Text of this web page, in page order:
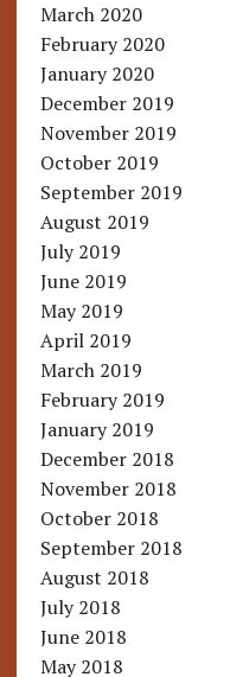
March 2020
February 2020
January 2020
December 2019
November 2019
October 2019
September 2019
August 2019
July 2019
June 2019
May 2019
April 2019
March 2019
February 2019
January 2019
December 2018
November 2018
October 2018
September 2018
August 2018
July 2018
June 2018
May 2018